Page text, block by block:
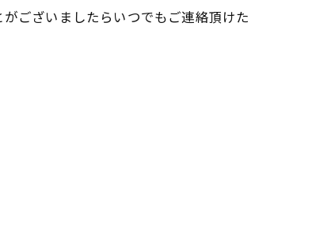
ございましたらいつでもご連絡頂けた